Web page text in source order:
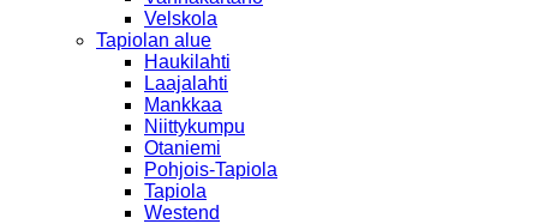
Velskola
Tapiolan alue
Haukilahti
Laajalahti
Mankkaa
Niittykumpu
Otaniemi
Pohjois-Tapiola
Tapiola
Westend